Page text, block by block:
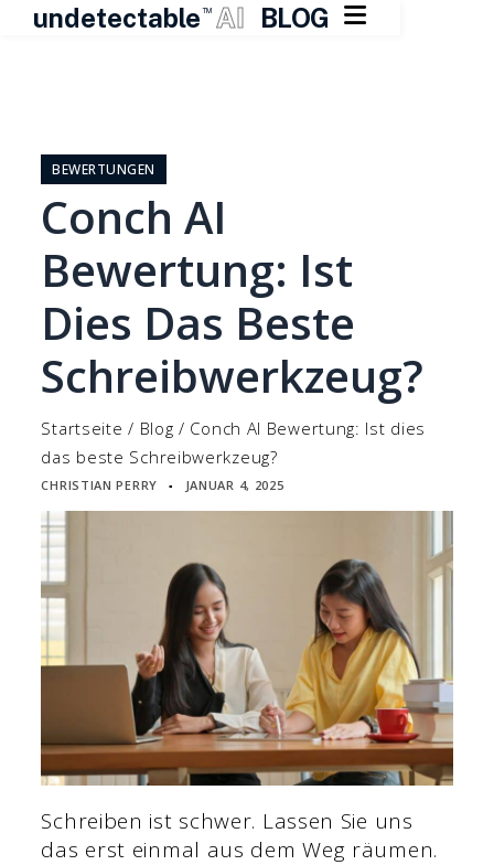
undetectable TM AI BLOG 
springenBEWERTUNGEN
Conch AI
Bewertung: Ist
Dies Das Beste
Schreibwerkzeug?
Startseite / Blog / Conch AI Bewertung: Ist dies
das beste Schreibwerkzeug?
CHRISTIAN PERRY ▪ JANUAR 4, 2025
Schreiben ist schwer. Lassen Sie uns
das erst einmal aus dem Weg räumen.